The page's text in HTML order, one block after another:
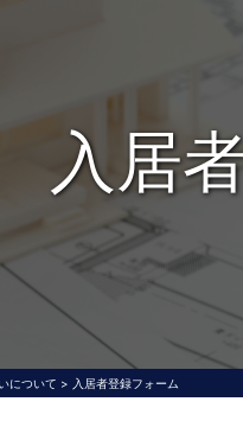
入居
について > 入居者登録フォーム